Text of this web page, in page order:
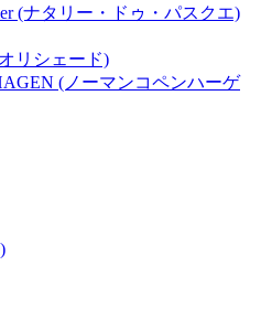
(ナタリー・ドゥ・パスクエ)
リシェード)
(ノーマンコペンハーゲ